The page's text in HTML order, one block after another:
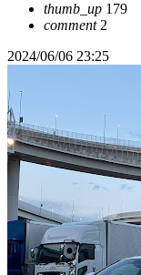
thumb_up 179
comment2
2024/06/06 23:25